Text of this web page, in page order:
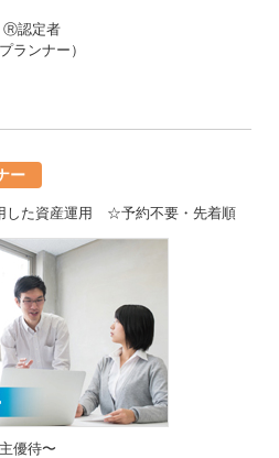
認定者
ンナー）
ー
した資産運用 ☆予約不要・先着順
優待〜